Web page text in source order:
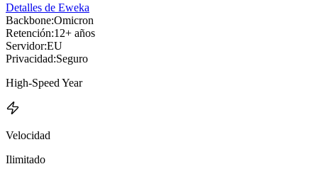
Detalles de Eweka
Backbone:Omicron
Retención:12+ años
Servidor:EU
Privacidad:Seguro
High-Speed Year
Velocidad
Ilimitado